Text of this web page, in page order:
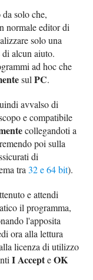
solo che,
normale editor di
solo una
alcun aiuto.
ad hoc che
sulPC.
avvalso di
e compatibile
collegandoti a
poi sulla
di
tra32 e 64 bit).
e attendi
il programma,
l'apposita
ora alla lettura
licenza di utilizzo
I AccepteOK